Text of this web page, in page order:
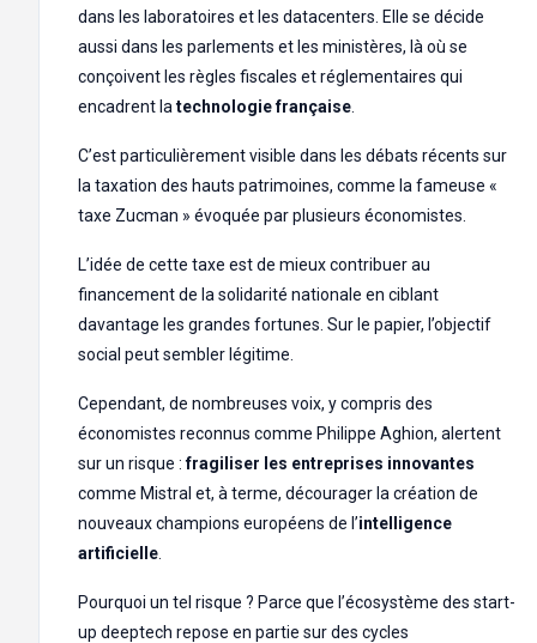
dans les laboratoires et les datacenters. Elle se décide
aussi dans les parlements et les ministères, là où se
conçoivent les règles fiscales et réglementaires qui
encadrent la technologie française
C’est particulièrement visible dans les débats récents sur
la taxation des hauts patrimoines, comme la fameuse «
taxe Zucman » évoquée par plusieurs économistes.
L’idée de cette taxe est de mieux contribuer au
financement de la solidarité nationale en ciblant
davantage les grandes fortunes. Sur le papier, l’objectif
social peut sembler légitime.
Cependant, de nombreuses voix, y compris des
économistes reconnus comme Philippe Aghion, alertent
sur un risque :fragiliser les entreprises innovantes
comme Mistral et, à terme, décourager la création de
nouveaux champions européens de l’intelligence
artificielle
Pourquoi un tel risque ? Parce que l’écosystème des start-
up deeptech repose en partie sur des cycles